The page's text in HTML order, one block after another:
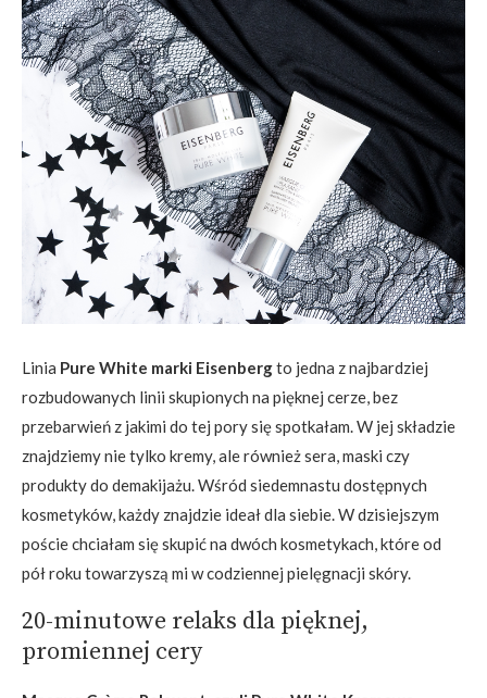
Linia Pure White marki Eisenbergto jedna z najbardziej
rozbudowanych linii skupionych na pięknej cerze, bez
przebarwień z jakimi do tej pory się spotkałam. W jej składzie
znajdziemy nie tylko kremy, ale również sera, maski czy
produkty do demakijażu. Wśród siedemnastu dostępnych
kosmetyków, każdy znajdzie ideał dla siebie. W dzisiejszym
poście chciałam się skupić na dwóch kosmetykach, które od
pół roku towarzyszą mi w codziennej pielęgnacji skóry.
20-minutowe relaks dla pięknej,
promiennej cery